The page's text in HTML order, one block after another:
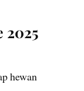
2025
hewan